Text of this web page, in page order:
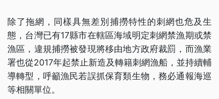
除了拖網，同樣具無差別捕撈特性的刺網也危及生
態，台灣已有17縣市在轄區海域明定刺網禁漁期或禁
漁區，違規捕撈被發現將移由地方政府裁罰，而漁業
署也從2017年起禁止新造及轉籍刺網漁船，並持續輔
導轉型，呼籲漁民若誤抓保育類生物，務必通報海巡
等相關單位。